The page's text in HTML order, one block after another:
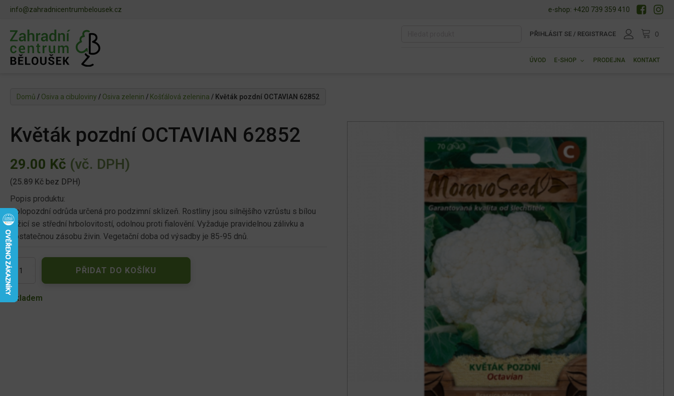
info@zahradnicentrumbelousek.cz e-shop: +420 739 359 410
PŘIHLÁSIT SE / REGISTRACE
ÚVOD E-SHOP PRODEJNA KONTAKT
Domů / Osiva a cibuloviny / Osiva zelenin / Košťálová zelenina / Květák pozdní OCTAVIAN 62852
Květák pozdní OCTAVIAN 62852
29.00 Kč (vč. DPH)
(25.89 Kč bez DPH)
Popis produktu:
Polopozdní odrůda určená pro podzimní sklizeň. Rostliny jsou silnějšího vzrůstu s bílou
růžicí se střední hrbolovitostí, odolnou proti fialovění. Vyžaduje pravidelnou zálivku a
dostatečnou zásobu živin. Vegetační doba od výsadby je 85-95 dnů.
Květák
pozdní
OCTAVIAN
62852
množství
PŘIDAT DO KOŠÍKU
Skladem